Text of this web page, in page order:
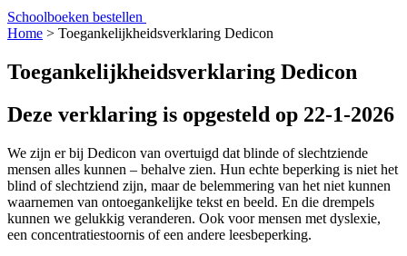
Schoolboeken bestellen
Home > Toegankelijkheidsverklaring Dedicon
Toegankelijkheidsverklaring Dedicon
Deze verklaring is opgesteld op 22-1-2026
We zijn er bij Dedicon van overtuigd dat blinde of slechtziende
mensen alles kunnen – behalve zien. Hun echte beperking is niet het
blind of slechtziend zijn, maar de belemmering van het niet kunnen
waarnemen van ontoegankelijke tekst en beeld. En die drempels
kunnen we gelukkig veranderen. Ook voor mensen met dyslexie,
een concentratiestoornis of een andere leesbeperking.